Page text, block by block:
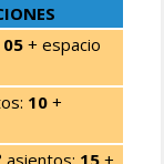
05 + espacio
10 +
asientos: 15 +